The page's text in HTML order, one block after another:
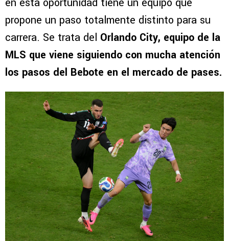
en esta oportunidad tiene un equipo que
propone un paso totalmente distinto para su
carrera. Se trata del Orlando City, equipo de la
MLS que viene siguiendo con mucha atención
los pasos del Bebote en el mercado de pases.